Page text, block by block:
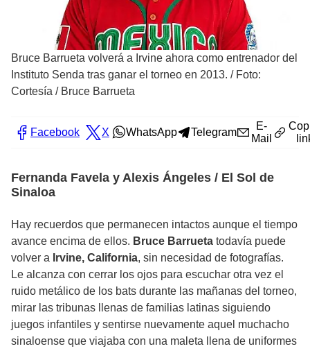
Bruce Barrueta volverá a Irvine ahora como entrenador del
Instituto Senda tras ganar el torneo en 2013. / Foto:
Cortesía / Bruce Barrueta
Facebook X WhatsApp Telegram
E-
Mail
Fernanda Favela y Alexis Ángeles / El Sol de
Sinaloa
Hay recuerdos que permanecen intactos aunque el tiempo
avance encima de ellos. Bruce Barrueta todavía puede
volver a Irvine, California, sin necesidad de fotografías.
Le alcanza con cerrar los ojos para escuchar otra vez el
ruido metálico de los bats durante las mañanas del torneo,
mirar las tribunas llenas de familias latinas siguiendo
juegos infantiles y sentirse nuevamente aquel muchacho
sinaloense que viajaba con una maleta llena de uniformes